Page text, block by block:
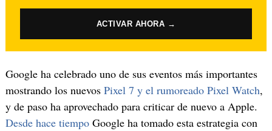
ACTIVAR AHORA →
Google ha celebrado uno de sus eventos más importantes
mostrando los nuevos Pixel 7 y el rumoreado Pixel Watch,
y de paso ha aprovechado para criticar de nuevo a Apple.
Desde hace tiempoGoogle ha tomado esta estrategia con